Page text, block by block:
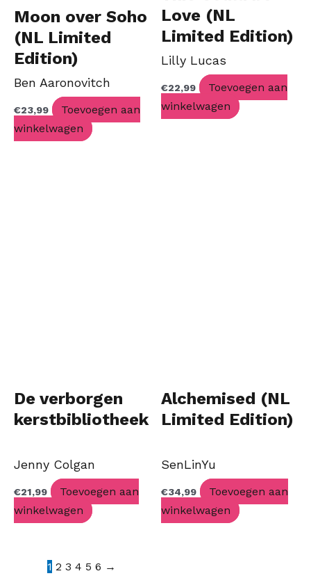
Moon over Soho
(NL Limited
Edition)
Ben Aaronovitch
€23,99
Toevoegen aan
winkelwagen
Love (NL
Limited Edition)
Lilly Lucas
€22,99
Toevoegen aan
winkelwagen
De verborgen
kerstbibliotheek
Jenny Colgan
€21,99
Toevoegen aan
winkelwagen
Alchemised (NL
Limited Edition)
SenLinYu
€34,99
Toevoegen aan
winkelwagen
1 2 3 4 5 6 →